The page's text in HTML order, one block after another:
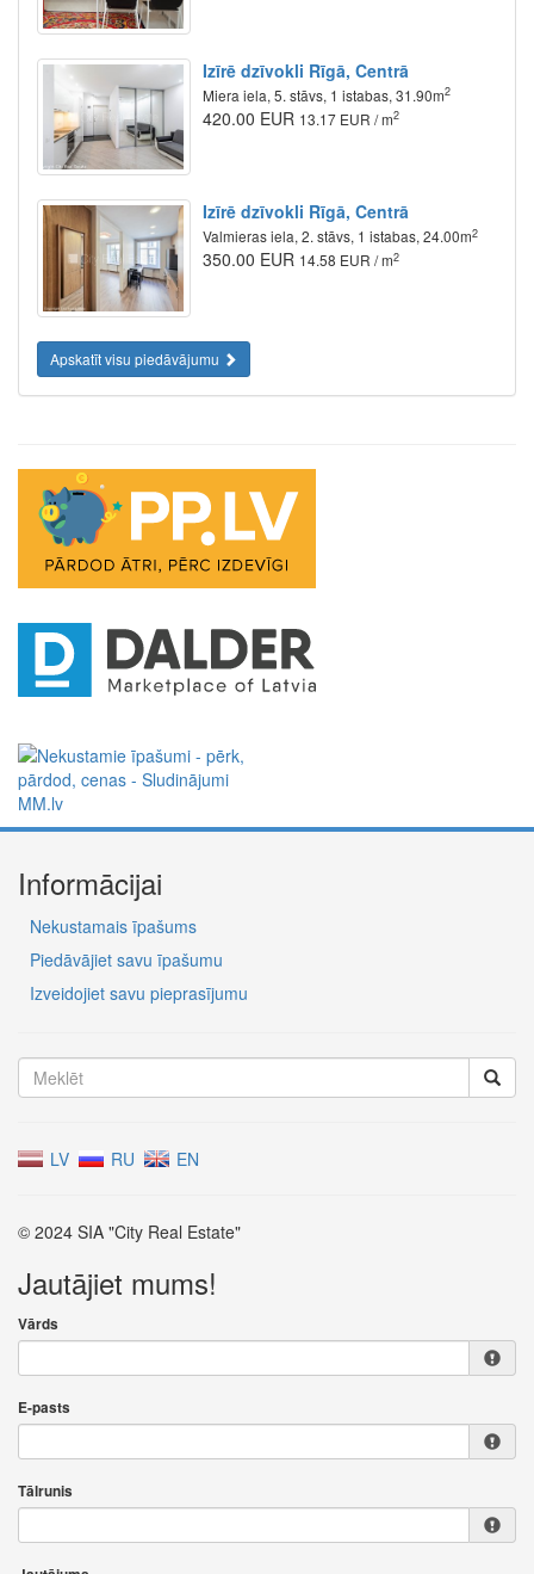
Izīrē dzīvokli Rīgā, Centrā
Miera iela, 5. stāvs, 1 istabas, 31.90m2
420.00 EUR 13.17 EUR / m2
Izīrē dzīvokli Rīgā, Centrā
Valmieras iela, 2. stāvs, 1 istabas, 24.00m2
350.00 EUR 14.58 EUR / m2
Apskatīt visu piedāvājumu
Informācijai
Nekustamais īpašums
Piedāvājiet savu īpašumu
Izveidojiet savu pieprasījumu
LV RU EN
© 2024 SIA "City Real Estate"
Jautājiet mums!
Vārds
E-pasts
Tālrunis